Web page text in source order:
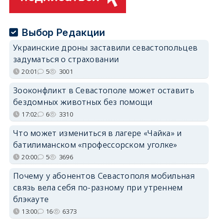
Выбор Редакции
Украинские дроны заставили севастопольцев
задуматься о страховании
20:01 5 3001
Зооконфликт в Севастополе может оставить
бездомных животных без помощи
17:02 6 3310
Что может измениться в лагере «Чайка» и
батилиманском «профессорском уголке»
20:00 5 3696
Почему у абонентов Севастополя мобильная
связь вела себя по-разному при утреннем
блэкауте
13:00 16 6373